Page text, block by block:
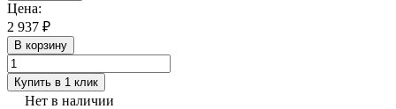
Цена:
2 937 ₽
В корзину
Купить в 1 клик
Нет в наличии